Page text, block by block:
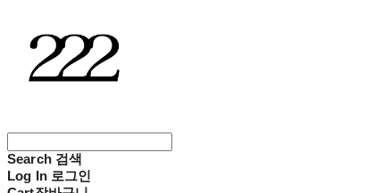
Search 검색
Log In 로그인